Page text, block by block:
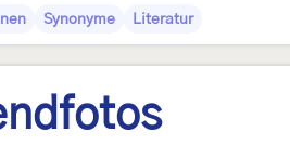
Synonyme Literatur